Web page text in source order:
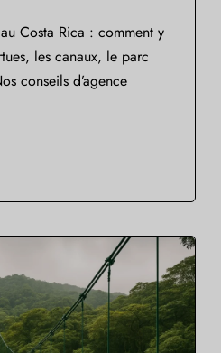
Costa Rica : comment y
les canaux, le parc
conseils d’agence